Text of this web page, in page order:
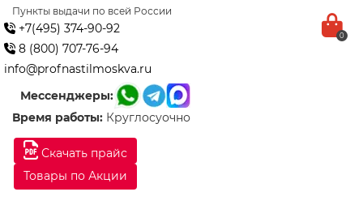
Скачать прайс
Товары по Акции
Пункты выдачи по всей России
+7(495) 374-90-92
8 (800) 707-76-94
info@profnastilmoskva.ru
Мессенджеры:
Время работы: Круглосуочно
0